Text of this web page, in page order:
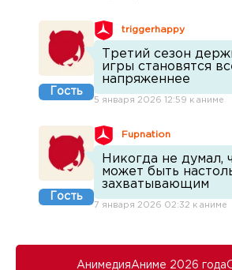
Гость
triggerhappy
Третий сезон
игры становятся
напряженнее
5 января 2026 12:59 к аниме
Гость
Fupnation
Никогда не думал,
может быть
захватывающим
7 января 2026 02:32 к аниме
АнимедияАниме 2026 года